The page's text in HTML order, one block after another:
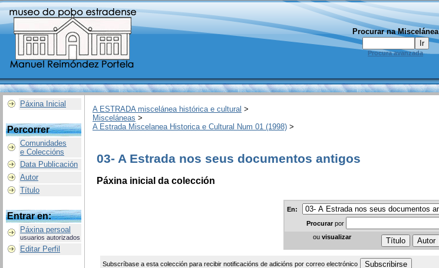
Procurar na Miscelánea
Procura avanzada
Páxina Inicial
Percorrer
Comunidades
e Coleccións
Data Publicación
Autor
Título
Entrar en:
Páxina persoal
usuarios autorizados
Editar Perfil
A ESTRADA miscelánea histórica e cultural >
Misceláneas >
A Estrada Miscelanea Historica e Cultural Num 01 (1998) >
03- A Estrada nos seus documentos antigos
Páxina inicial da colección
En:
Procurar por
ou visualizar
Subscríbase a esta colección para recibir notificacións de adicións por correo electrónico